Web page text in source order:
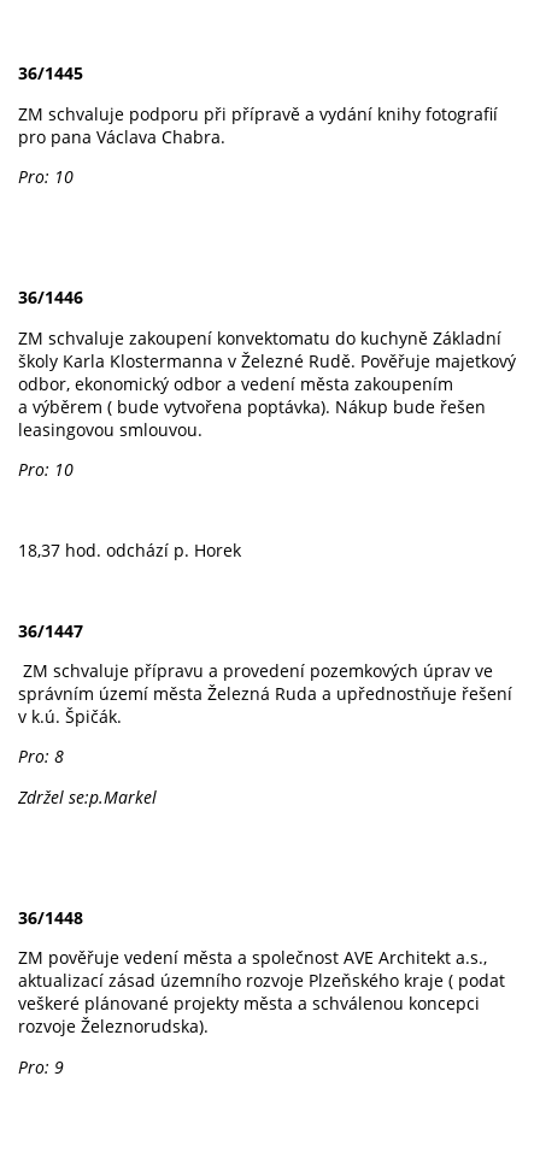
36/1445
ZM schvaluje podporu při přípravě a vydání knihy fotografií
pro pana Václava Chabra.
Pro: 10
36/1446
ZM schvaluje zakoupení konvektomatu do kuchyně Základní
školy Karla Klostermanna v Železné Rudě. Pověřuje majetkový
odbor, ekonomický odbor a vedení města zakoupením
a výběrem ( bude vytvořena poptávka). Nákup bude řešen
leasingovou smlouvou.
Pro: 10
18,37 hod. odchází p. Horek
36/1447
ZM schvaluje přípravu a provedení pozemkových úprav ve
správním území města Železná Ruda a upřednostňuje řešení
v k.ú. Špičák.
Pro: 8
Zdržel se:p.Markel
36/1448
ZM pověřuje vedení města a společnost AVE Architekt a.s.,
aktualizací zásad územního rozvoje Plzeňského kraje ( podat
veškeré plánované projekty města a schválenou koncepci
rozvoje Železnorudska).
Pro: 9